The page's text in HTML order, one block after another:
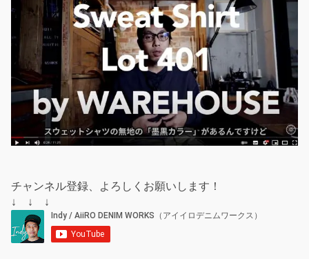
チャンネル登録、よろしくお願いします！
↓ ↓ ↓